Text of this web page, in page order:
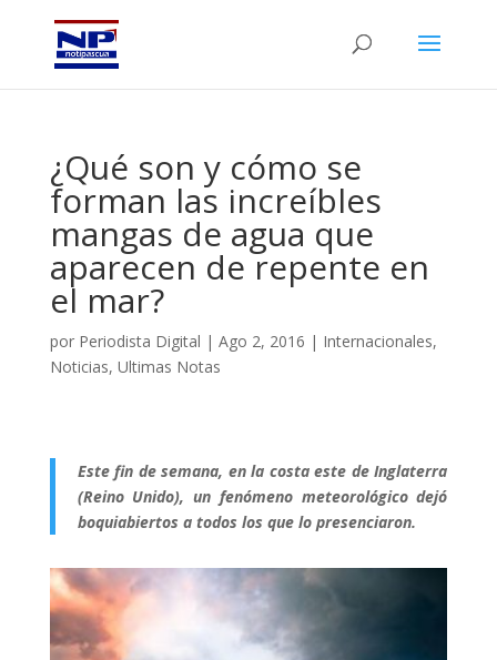
¿Qué son y cómo se
forman las increíbles
mangas de agua que
aparecen de repente en
el mar?
por Periodista Digital | Ago 2, 2016 | Internacionales,
Noticias, Ultimas Notas
Este fin de semana, en la costa este de Inglaterra
(Reino Unido), un fenómeno meteorológico dejó
boquiabiertos a todos los que lo presenciaron.